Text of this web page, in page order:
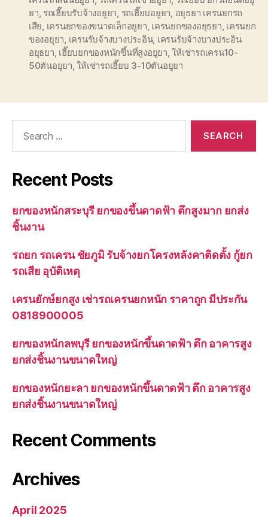
ยา รถเฮี๊ยบรับจ้างอยูยา รถเฮี๊ยบอยูยา อยุธยา เครนยกรถ
เสีย เครนยกของขนาดเล็กอยูยา เครนยกของอยุธยา เครนยก
ของอยุยา เครนรับจ้างบางประอิน, เครนรับจ้างบางประอิน
อยุธยา เฮี๊ยบยกของหนักขึ้นที่สูงอยูยา ,ให้เช่ารถเครน10-
50ตันอยูยา ,ให้เช่ารถเฮี๊ยบ 3-10ตันอยูยา
Recent Posts
ยกของหนักสระบุรี ยกของขึ้นดาดฟ้า ตึกสูงมาก ยกส่ง
ชิ้นงาน
รถยก รถเครน ชัยภูมิ รับจ้างยกโครงหลังคาติดตั้ง กู้ยก
รถเสีย อุบัติเหตุ
เครนยักษ์ยกสูง เช่ารถเครนยกหนัก ราคาถูก มีประกัน
0818900005
ยกของหนักลพบุรี ยกของหนักขึ้นดาดฟ้า ตึก อาคารสูง
ยกส่งชิ้นงานขนาดใหญ่
ยกของหนักยะลา ยกของหนักขึ้นดาดฟ้า ตึก อาคารสูง
ยกส่งชิ้นงานขนาดใหญ่
Recent Comments
Archives
April 2025